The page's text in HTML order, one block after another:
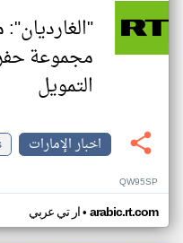
مجموعة
التمويل
اخبار الإمارات
QW95SP
ار تي عربي• arabic.rt.com